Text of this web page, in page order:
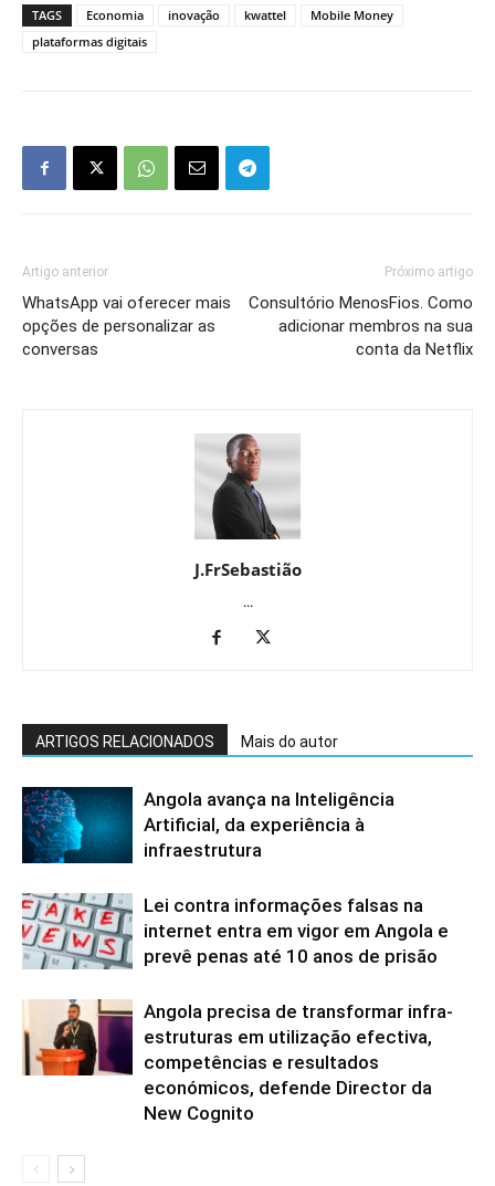
TAGS Economia inovação kwattel
Mobile Money
plataformas digitais
Artigo anterior
WhatsApp vai oferecer mais
opções de personalizar as
conversas
Próximo artigo
Consultório MenosFios. Como
adicionar membros na sua
conta da Netflix
J.FrSebastião
...
ARTIGOS RELACIONADOS Mais do autor
Angola avança na Inteligência
Artificial, da experiência à
infraestrutura
Lei contra informações falsas na
internet entra em vigor em Angola e
prevê penas até 10 anos de prisão
Angola precisa de transformar infra-
estruturas em utilização efectiva,
competências e resultados
económicos, defende Director da
New Cognito